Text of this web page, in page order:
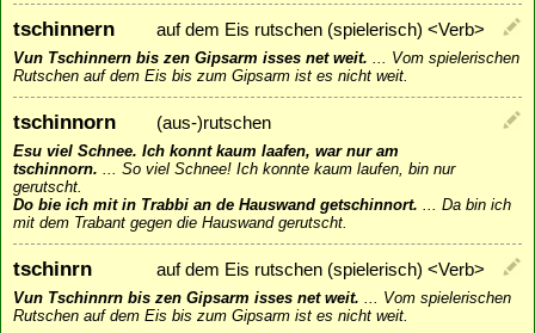
tschinnern auf dem Eis rutschen (spielerisch) <Verb>
Vun Tschinnern bis zen Gipsarm isses net weit. ... Vom spielerischen
Rutschen auf dem Eis bis zum Gipsarm ist es nicht weit.
tschinnorn (aus-)rutschen
Esu viel Schnee. Ich konnt kaum laafen, war nur am
tschinnorn. ... So viel Schnee! Ich konnte kaum laufen, bin nur
gerutscht.
Do bie ich mit in Trabbi an de Hauswand getschinnort. ... Da bin ich
mit dem Trabant gegen die Hauswand gerutscht.
tschinrn auf dem Eis rutschen (spielerisch) <Verb>
Vun Tschinnrn bis zen Gipsarm isses net weit. ... Vom spielerischen
Rutschen auf dem Eis bis zum Gipsarm ist es nicht weit.